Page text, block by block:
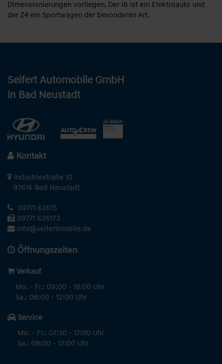
Dimensionierungen vorliegen. Der i8 ist ein Elektroauto und
der Z4 ein Sportwagen der besonderen Art.
Seifert Automobile GmbH
in Bad Neustadt
Kontakt
Industriestraße 10
97616 Bad Neustadt
09771 62615
09771 626173
info@seifertmobile.de
Öffnungszeiten
Verkauf
Mo. - Fr.: 09:00 - 18:00 Uhr
Sa.: 08:00 - 12:00 Uhr
Service
Mo. - Fr.: 07:30 - 17:00 Uhr
Sa.: 08:00 - 12:00 Uhr